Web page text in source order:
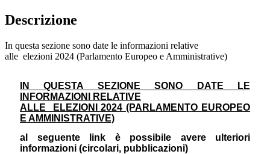
Descrizione
In questa sezione sono date le informazioni relative
alle elezioni 2024 (Parlamento Europeo e Amministrative)
IN QUESTA SEZIONE SONO DATE LE
INFORMAZIONI RELATIVE
ALLE ELEZIONI 2024 (PARLAMENTO EUROPEO
E AMMINISTRATIVE)
al seguente link è possibile avere ulteriori
informazioni (circolari, pubblicazioni)